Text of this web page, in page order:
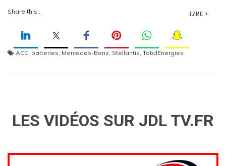
Share this... LIRE +
ACC batteries Mercedes-Benz Stellantis TotalEnergies
LES VIDÉOS SUR JDL TV.FR